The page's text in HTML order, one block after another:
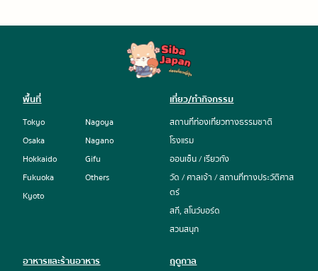
พื้นที่
Tokyo
Osaka
Hokkaido
Fukuoka
Kyoto
Nagoya
Nagano
Gifu
Others
เที่ยว/ทำกิจกรรม
สถานที่ท่องเที่ยวทางธรรมชาติ
โรงแรม
ออนเซ็น / เรียวกัง
วัด / ศาลเจ้า / สถานที่ทางประวัติศาส
ตร์
สกี, สโนว์บอร์ด
สวนสนุก
อาหารและร้านอาหาร ฤดูกาล